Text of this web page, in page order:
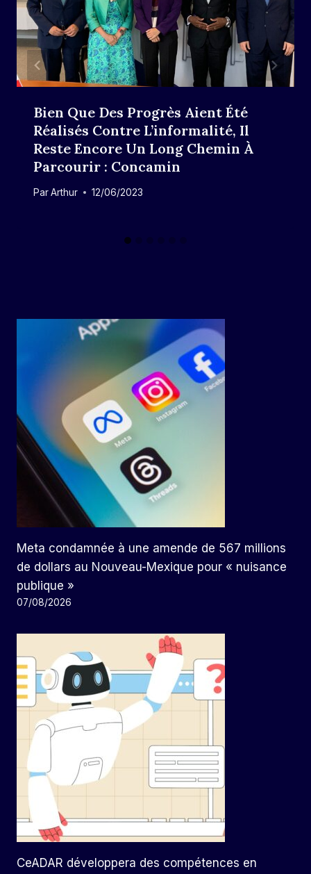
Bien Que Des Progrès Aient Été
Réalisés Contre L’informalité, Il
Reste Encore Un Long Chemin À
Parcourir : Concamin
ParArthur 12/06/2023
Meta condamnée à une amende de 567 millions
de dollars au Nouveau-Mexique pour « nuisance
publique »
07/08/2026
CeADAR développera des compétences en